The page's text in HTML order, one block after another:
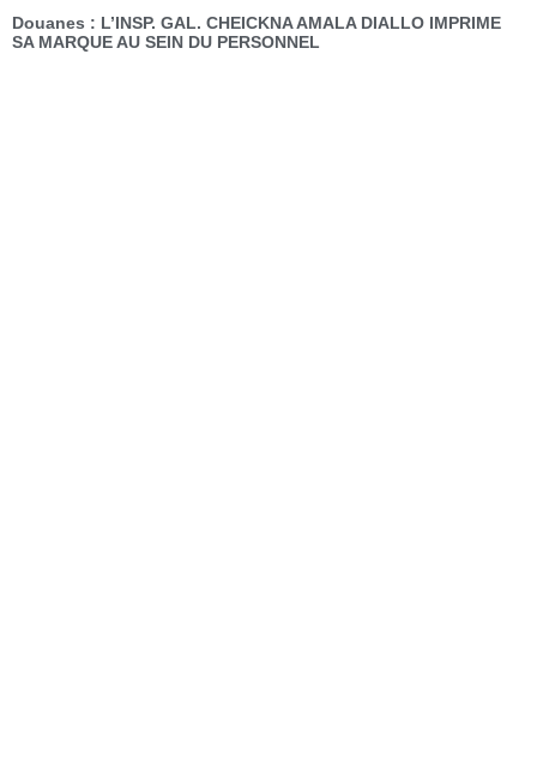
Douanes : L’INSP. GAL. CHEICKNA AMALA DIALLO IMPRIME
SA MARQUE AU SEIN DU PERSONNEL